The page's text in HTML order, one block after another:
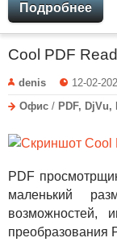
Подробнее
Cool PDF
denis 12-02-
Офис / PDF, DjVu,
PDF
маленький
возможностей,
преобразования